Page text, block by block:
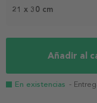
21 x 30 cm
Añadir al
En existencias -